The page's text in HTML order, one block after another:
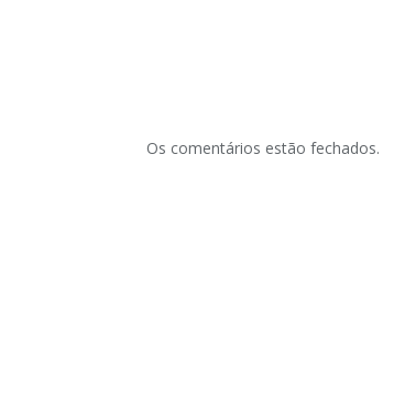
Os comentários estão fechados.